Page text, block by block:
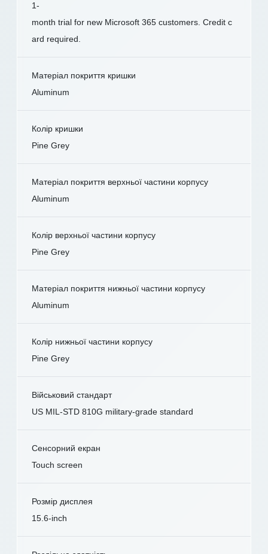
1-
month trial for new Microsoft 365 customers. Credit c
ard required.
Матеріал покриття кришки
Aluminum
Колір кришки
Pine Grey
Матеріал покриття верхньої частини корпусу
Aluminum
Колір верхньої частини корпусу
Pine Grey
Матеріал покриття нижньої частини корпусу
Aluminum
Колір нижньої частини корпусу
Pine Grey
Військовий стандарт
US MIL-STD 810G military-grade standard
Сенсорний екран
Touch screen
Розмір дисплея
15.6-inch